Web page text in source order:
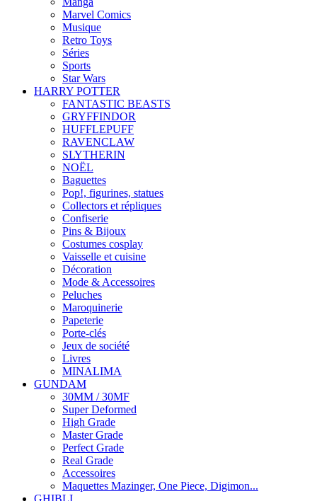
Marvel Comics
Musique
Retro Toys
Séries
Sports
Star Wars
HARRY POTTER
FANTASTIC BEASTS
GRYFFINDOR
HUFFLEPUFF
RAVENCLAW
SLYTHERIN
NOËL
Baguettes
Pop!, figurines, statues
Collectors et répliques
Confiserie
Pins & Bijoux
Costumes cosplay
Vaisselle et cuisine
Décoration
Mode & Accessoires
Peluches
Maroquinerie
Papeterie
Porte-clés
Jeux de société
Livres
MINALIMA
GUNDAM
30MM / 30MF
Super Deformed
High Grade
Master Grade
Perfect Grade
Real Grade
Accessoires
Maquettes Mazinger, One Piece, Digimon...
GHIBLI